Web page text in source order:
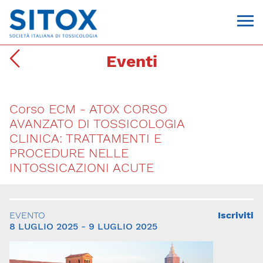
Via Giovanni Pascoli, 3
T. 02-29520311
segreteria@sitox.org
CONTATTACI
Eventi
Corso ECM - ATOX CORSO
AVANZATO DI TOSSICOLOGIA
CLINICA: TRATTAMENTI E
PROCEDURE NELLE
INTOSSICAZIONI ACUTE
EVENTO
8 LUGLIO 2025 - 9 LUGLIO 2025
Iscriviti